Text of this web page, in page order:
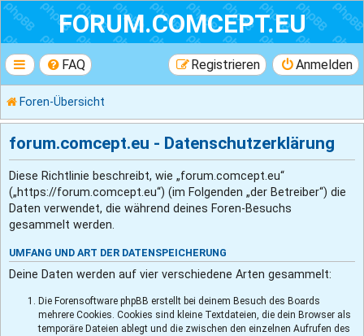
FORUM.COMCEPT.EU
FAQ Anmelden
Registrieren
Foren-Übersicht
forum.comcept.eu - Datenschutzerklärung
Diese Richtlinie beschreibt, wie „forum.comcept.eu“
(„https://forum.comcept.eu“) (im Folgenden „der Betreiber“) die
Daten verwendet, die während deines Foren-Besuchs
gesammelt werden.
UMFANG UND ART DER DATENSPEICHERUNG
Deine Daten werden auf vier verschiedene Arten gesammelt:
Die Forensoftware phpBB erstellt bei deinem Besuch des Boards
mehrere Cookies. Cookies sind kleine Textdateien, die dein Browser als
temporäre Dateien ablegt und die zwischen den einzelnen Aufrufen des